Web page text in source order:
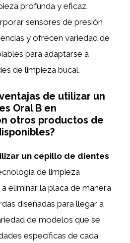
profunda y eficaz.
sensores de presión
y ofrecen variedad de
para adaptarse a
de limpieza bucal.
de utilizar un
Oral B en
otros productos de
un cepillo de dientes
de limpieza
eliminar la placa de manera
diseñadas para llegar a
de modelos que se
específicas de cada